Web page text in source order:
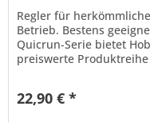
Regler für
Betrieb. Bestens
Quicrun-Serie bietet
preiswerte
22,90 € *